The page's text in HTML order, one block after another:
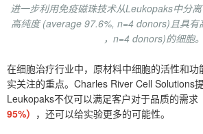
进一步利用免疫磁珠技术从Leukopaks中分
高纯度 (average 97.6%, n=4 donors)且具
，n=4 donors)的细胞。
在细胞治疗行业中，原材料中细胞的活性和功
实关注的重点。Charles River Cell Solutions
Leukopaks不仅可以满足客户对于品质的需求
95%） ，还可以给实验更多的可能性。